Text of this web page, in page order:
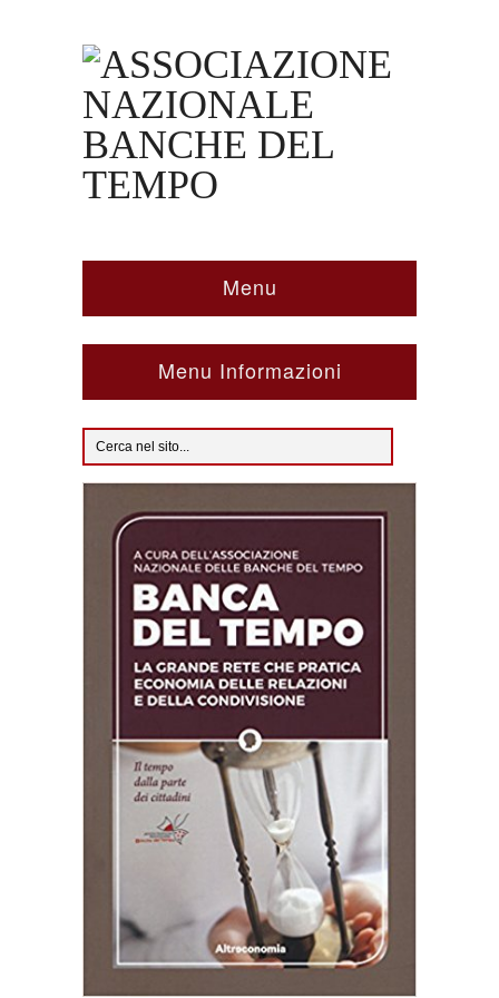
Menu
Menu Informazioni